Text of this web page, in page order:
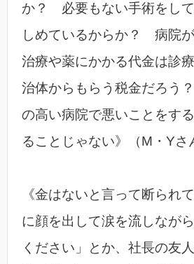
か？ 必要もない手術をし
しめているからか？ 病院
治療や薬にかかる代金は診
治体からもらう税金だろう
の高い病院で悪いことをす
ることじゃない》（M・Y
《金はないと言って断られ
に顔を出して涙を流しなが
ください」とか、社長の友